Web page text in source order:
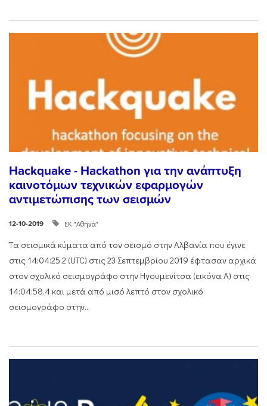
Hackquake - Hackathon για την ανάπτυξη
καινοτόμων τεχνικών εφαρμογών
αντιμετώπισης των σεισμών
12-10-2019 ΕΚ "Αθηνά"
Tα σεισμικά κύματα από τον σεισμό στην Αλβανία που έγινε
στις 14:04:25.2 (UTC) στις 23 Σεπτεμβρίου 2019 έφτασαν αρχικά
στον σχολικό σεισμογράφο στην Ηγουμενίτσα (εικόνα Α) στις
14:04:58.4 και μετά από μισό λεπτό στον σχολικό
σεισμογράφο στην...